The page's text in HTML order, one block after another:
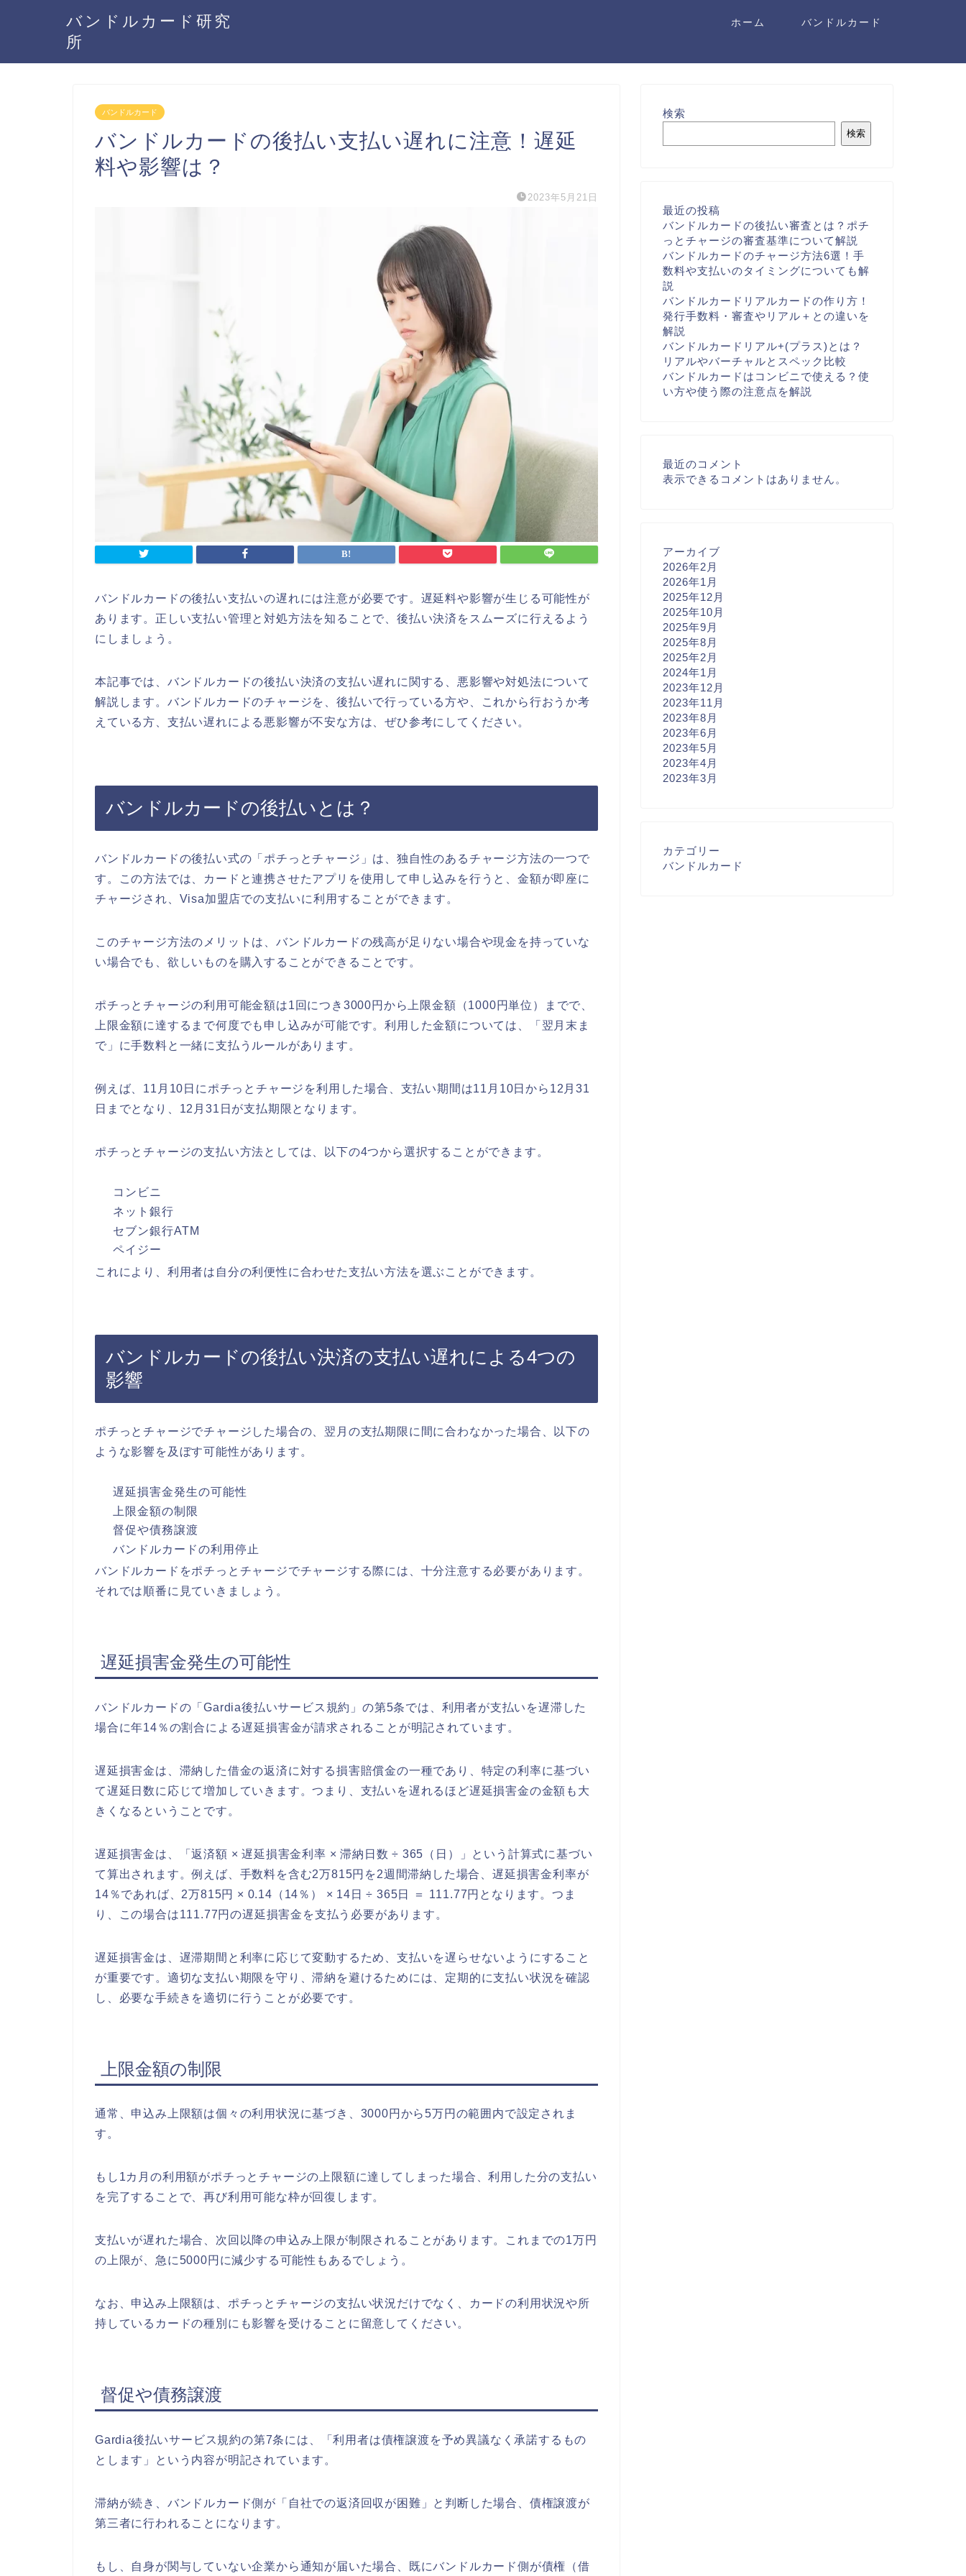
バンドルカード研究
所
ホーム バンドルカード
バンドルカード
バンドルカードの後払い支払い遅れに注意！遅延
料や影響は？
2023年5月21日
バンドルカードの後払い支払いの遅れには注意が必要です。遅延料や影響が生じる可能性が
あります。正しい支払い管理と対処方法を知ることで、後払い決済をスムーズに行えるよう
にしましょう。
本記事では、バンドルカードの後払い決済の支払い遅れに関する、悪影響や対処法について
解説します。バンドルカードのチャージを、後払いで行っている方や、これから行おうか考
えている方、支払い遅れによる悪影響が不安な方は、ぜひ参考にしてください。
バンドルカードの後払いとは？
バンドルカードの後払い式の「ポチっとチャージ」は、独自性のあるチャージ方法の一つで
す。この方法では、カードと連携させたアプリを使用して申し込みを行うと、金額が即座に
チャージされ、Visa加盟店での支払いに利用することができます。
このチャージ方法のメリットは、バンドルカードの残高が足りない場合や現金を持っていな
い場合でも、欲しいものを購入することができることです。
ポチっとチャージの利用可能金額は1回につき3000円から上限金額（1000円単位）までで、
上限金額に達するまで何度でも申し込みが可能です。利用した金額については、「翌月末ま
で」に手数料と一緒に支払うルールがあります。
例えば、11月10日にポチっとチャージを利用した場合、支払い期間は11月10日から12月31
日までとなり、12月31日が支払期限となります。
ポチっとチャージの支払い方法としては、以下の4つから選択することができます。
コンビニ
ネット銀行
セブン銀行ATM
ペイジー
これにより、利用者は自分の利便性に合わせた支払い方法を選ぶことができます。
バンドルカードの後払い決済の支払い遅れによる4つの
影響
ポチっとチャージでチャージした場合の、翌月の支払期限に間に合わなかった場合、以下の
ような影響を及ぼす可能性があります。
遅延損害金発生の可能性
上限金額の制限
督促や債務譲渡
バンドルカードの利用停止
バンドルカードをポチっとチャージでチャージする際には、十分注意する必要があります。
それでは順番に見ていきましょう。
遅延損害金発生の可能性
バンドルカードの「Gardia後払いサービス規約」の第5条では、利用者が支払いを遅滞した
場合に年14％の割合による遅延損害金が請求されることが明記されています。
遅延損害金は、滞納した借金の返済に対する損害賠償金の一種であり、特定の利率に基づい
て遅延日数に応じて増加していきます。つまり、支払いを遅れるほど遅延損害金の金額も大
きくなるということです。
遅延損害金は、「返済額 × 遅延損害金利率 × 滞納日数 ÷ 365（日）」という計算式に基づい
て算出されます。例えば、手数料を含む2万815円を2週間滞納した場合、遅延損害金利率が
14％であれば、2万815円 × 0.14（14％） × 14日 ÷ 365日 ＝ 111.77円となります。つま
り、この場合は111.77円の遅延損害金を支払う必要があります。
遅延損害金は、遅滞期間と利率に応じて変動するため、支払いを遅らせないようにすること
が重要です。適切な支払い期限を守り、滞納を避けるためには、定期的に支払い状況を確認
し、必要な手続きを適切に行うことが必要です。
上限金額の制限
通常、申込み上限額は個々の利用状況に基づき、3000円から5万円の範囲内で設定されま
す。
もし1カ月の利用額がポチっとチャージの上限額に達してしまった場合、利用した分の支払い
を完了することで、再び利用可能な枠が回復します。
支払いが遅れた場合、次回以降の申込み上限が制限されることがあります。これまでの1万円
の上限が、急に5000円に減少する可能性もあるでしょう。
なお、申込み上限額は、ポチっとチャージの支払い状況だけでなく、カードの利用状況や所
持しているカードの種別にも影響を受けることに留意してください。
督促や債務譲渡
Gardia後払いサービス規約の第7条には、「利用者は債権譲渡を予め異議なく承諾するもの
とします」という内容が明記されています。
滞納が続き、バンドルカード側が「自社での返済回収が困難」と判断した場合、債権譲渡が
第三者に行われることになります。
もし、自身が関与していない企業から通知が届いた場合、既にバンドルカード側が債権（借
検索
検索
最近の投稿
バンドルカードの後払い審査とは？ポチ
っとチャージの審査基準について解説
バンドルカードのチャージ方法6選！手
数料や支払いのタイミングについても解
説
バンドルカードリアルカードの作り方！
発行手数料・審査やリアル＋との違いを
解説
バンドルカードリアル+(プラス)とは？
リアルやバーチャルとスペック比較
バンドルカードはコンビニで使える？使
い方や使う際の注意点を解説
最近のコメント
表示できるコメントはありません。
アーカイブ
2026年2月
2026年1月
2025年12月
2025年10月
2025年9月
2025年8月
2025年2月
2024年1月
2023年12月
2023年11月
2023年8月
2023年6月
2023年5月
2023年4月
2023年3月
カテゴリー
バンドルカード